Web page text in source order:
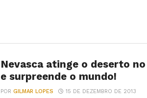
Nevasca atinge o deserto
e surpreende o mundo!
PORGILMAR LOPES 15 DE DEZEMBRO DE 2013